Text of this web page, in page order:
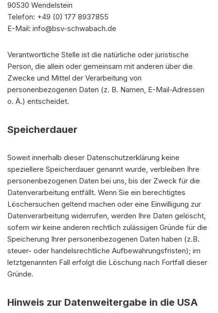
90530 Wendelstein
Telefon: +49 (0) 177 8937855
E-Mail: info@bsv-schwabach.de
Verantwortliche Stelle ist die natürliche oder juristische
Person, die allein oder gemeinsam mit anderen über die
Zwecke und Mittel der Verarbeitung von
personenbezogenen Daten (z. B. Namen, E-Mail-Adressen
o. Ä.) entscheidet.
Speicherdauer
Soweit innerhalb dieser Datenschutzerklärung keine
speziellere Speicherdauer genannt wurde, verbleiben Ihre
personenbezogenen Daten bei uns, bis der Zweck für die
Datenverarbeitung entfällt. Wenn Sie ein berechtigtes
Löschersuchen geltend machen oder eine Einwilligung zur
Datenverarbeitung widerrufen, werden Ihre Daten gelöscht,
sofern wir keine anderen rechtlich zulässigen Gründe für die
Speicherung Ihrer personenbezogenen Daten haben (z.B.
steuer- oder handelsrechtliche Aufbewahrungsfristen); im
letztgenannten Fall erfolgt die Löschung nach Fortfall dieser
Gründe.
Hinweis zur Datenweitergabe in die USA